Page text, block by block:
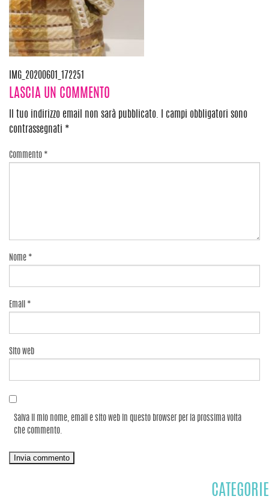
Navigazione
articoli
IMG_20200601_172251
LASCIA UN COMMENTO
Il tuo indirizzo email non sarà pubblicato.
I campi obbligatori sono
contrassegnati *
Commento *
Nome *
Email *
Sito web
Salva il mio nome, email e sito web in questo browser per la prossima volta
che commento.
CATEGORIE